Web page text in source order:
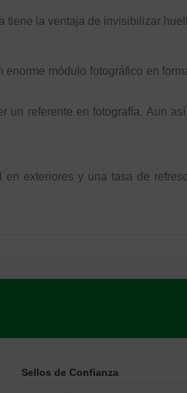
tiene la ventaja de invisibilizar
módulo fotográfico en
referente en fotografía. Aun
exteriores y una tasa de
Sellos de Confianza